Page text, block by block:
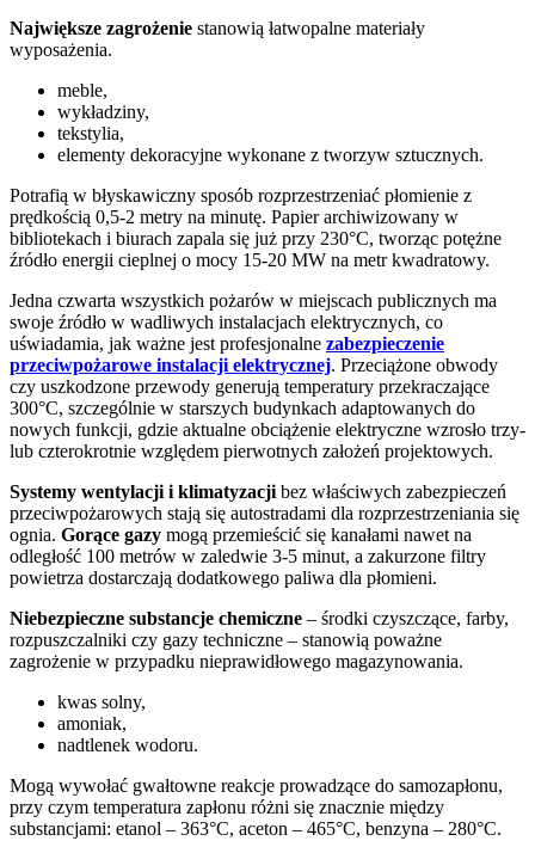
Największe zagrożenie stanowią łatwopalne materiały
wyposażenia.
meble,
wykładziny,
tekstylia,
elementy dekoracyjne wykonane z tworzyw sztucznych.
Potrafią w błyskawiczny sposób rozprzestrzeniać płomienie z
prędkością 0,5-2 metry na minutę. Papier archiwizowany w
bibliotekach i biurach zapala się już przy 230°C, tworząc potężne
źródło energii cieplnej o mocy 15-20 MW na metr kwadratowy.
Jedna czwarta wszystkich pożarów w miejscach publicznych ma
swoje źródło w wadliwych instalacjach elektrycznych, co
uświadamia, jak ważne jest profesjonalne zabezpieczenie
przeciwpożarowe instalacji elektrycznej. Przeciążone obwody
czy uszkodzone przewody generują temperatury przekraczające
300°C, szczególnie w starszych budynkach adaptowanych do
nowych funkcji, gdzie aktualne obciążenie elektryczne wzrosło trzy-
lub czterokrotnie względem pierwotnych założeń projektowych.
Systemy wentylacji i klimatyzacji bez właściwych zabezpieczeń
przeciwpożarowych stają się autostradami dla rozprzestrzeniania się
ognia. Gorące gazy mogą przemieścić się kanałami nawet na
odległość 100 metrów w zaledwie 3-5 minut, a zakurzone filtry
powietrza dostarczają dodatkowego paliwa dla płomieni.
Niebezpieczne substancje chemiczne – środki czyszczące, farby,
rozpuszczalniki czy gazy techniczne – stanowią poważne
zagrożenie w przypadku nieprawidłowego magazynowania.
kwas solny,
amoniak,
nadtlenek wodoru.
Mogą wywołać gwałtowne reakcje prowadzące do samozapłonu,
przy czym temperatura zapłonu różni się znacznie między
substancjami: etanol – 363°C, aceton – 465°C, benzyna – 280°C.